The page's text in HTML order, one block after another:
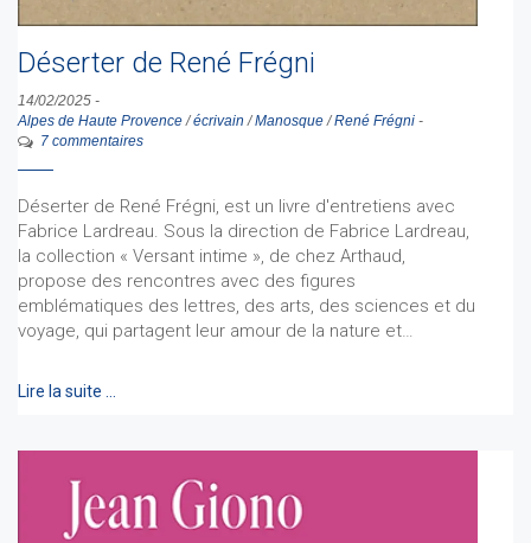
Déserter de René Frégni
14/02/2025 -
Alpes de Haute Provence /écrivain /Manosque /René Frégni -
7 commentaires
Déserter de René Frégni, est un livre d'entretiens avec
Fabrice Lardreau. Sous la direction de Fabrice Lardreau,
la collection « Versant intime », de chez Arthaud,
propose des rencontres avec des figures
emblématiques des lettres, des arts, des sciences et du
voyage, qui partagent leur amour de la nature et…
Lire la suite …